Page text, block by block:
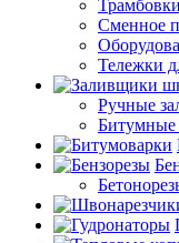
Сменное
Тележки
Ручные
Битумные